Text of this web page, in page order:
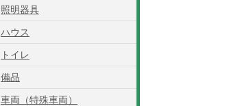
照明器具
ハウス
トイレ
備品
車両（特殊車両）